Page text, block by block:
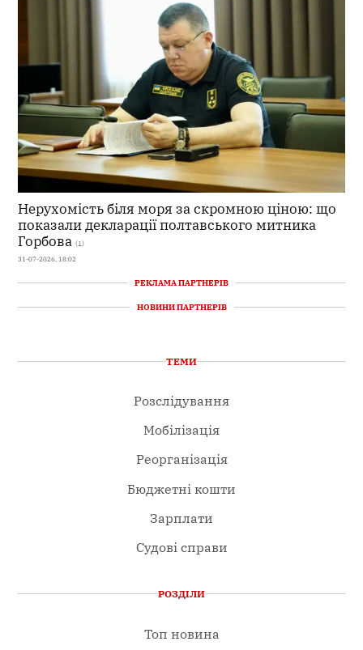
Нерухомість біля моря за скромною ціною: що
показали декларації полтавського митника
Горбова (1)
31-07-2026, 18:02
РЕКЛАМА ПАРТНЕРІВ
НОВИНИ ПАРТНЕРІВ
ТЕМИ
Розслідування
Мобілізація
Реорганізація
Бюджетні кошти
Зарплати
Судові справи
РОЗДІЛИ
Топ новина